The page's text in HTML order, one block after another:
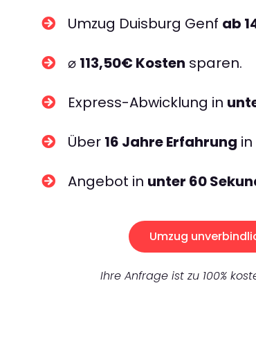
Umzug Duisburg Genf ab
⌀ 113,50€ Kosten sparen.
Express-Abwicklung in
Über 16 Jahre Erfahrung
Angebot in unter 60
Umzug
Ihre Anfrage ist zu 100%